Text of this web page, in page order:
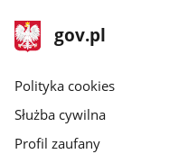
stopka
gov.pl
Strona
gov.pl
gov.pl
Polityka cookies
Służba cywilna
Profil zaufany